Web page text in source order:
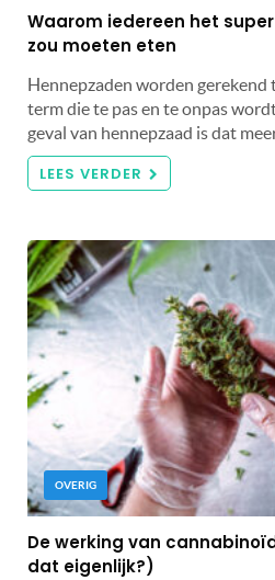
Waarom iedereen het
zou moeten eten
Hennepzaden worden gerekend
term die te pas en te onpas
geval van hennepzaad is dat
LEES VERDER
OVERIG
De werking van
dat eigenlijk?)